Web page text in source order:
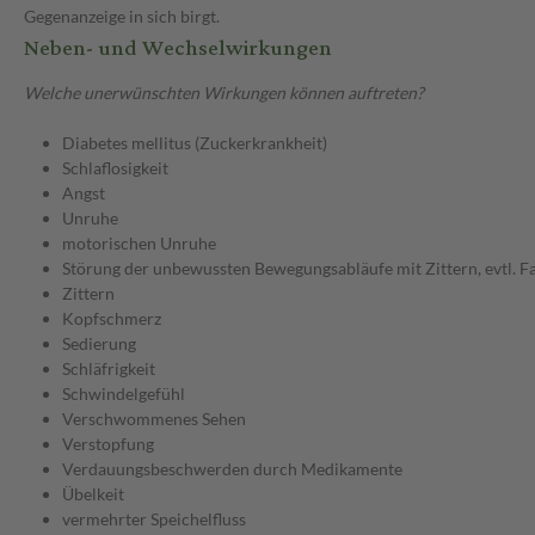
Gegenanzeige in sich birgt.
Neben- und Wechselwirkungen
Welche unerwünschten Wirkungen können auftreten?
Diabetes mellitus (Zuckerkrankheit)
Schlaflosigkeit
Angst
Unruhe
motorischen Unruhe
Störung der unbewussten Bewegungsabläufe mit Zittern, evtl.
Zittern
Kopfschmerz
Sedierung
Schläfrigkeit
Schwindelgefühl
Verschwommenes Sehen
Verstopfung
Verdauungsbeschwerden durch Medikamente
Übelkeit
vermehrter Speichelfluss